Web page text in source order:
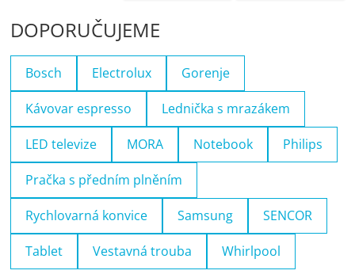
DOPORUČUJEME
Bosch Electrolux Gorenje
Kávovar espresso Lednička s mrazákem
LED televize MORA Notebook Philips
Pračka s předním plněním
Rychlovarná konvice Samsung SENCOR
Tablet Vestavná trouba Whirlpool